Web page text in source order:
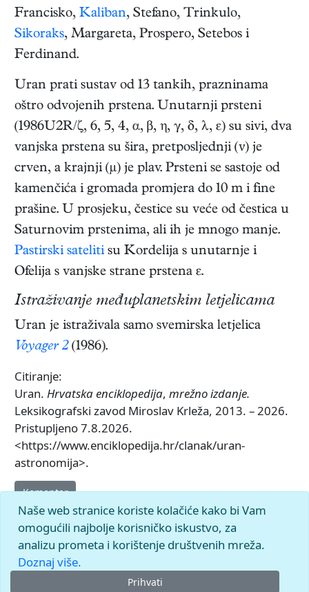
Francisko, Kaliban, Stefano, Trinkulo,
Sikoraks, Margareta, Prospero, Setebos i
Ferdinand.
Uran prati sustav od 13 tankih, prazninama
oštro odvojenih prstena. Unutarnji prsteni
(1986U2R/ζ, 6, 5, 4, α, β, η, γ, δ, λ, ε) su sivi, dva
vanjska prstena su šira, pretposljednji (ν) je
crven, a krajnji (µ) je plav. Prsteni se sastoje od
kamenčića i gromada promjera do 10 m i fine
prašine. U prosjeku, čestice su veće od čestica u
Saturnovim prstenima, ali ih je mnogo manje.
Pastirski sateliti su Kordelija s unutarnje i
Ofelija s vanjske strane prstena ε.
Istraživanje međuplanetskim letjelicama
Uran je istraživala samo svemirska letjelica
Voyager 2(1986).
Citiranje:
Uran. Hrvatska enciklopedija, mrežno izdanje.
Leksikografski zavod Miroslav Krleža, 2013. – 2026.
Pristupljeno 7.8.2026.
<https://www.enciklopedija.hr/clanak/uran-
astronomija>.
Komentar
Naše web stranice koriste kolačiće kako bi Vam
omogućili najbolje korisničko iskustvo, za
analizu prometa i korištenje društvenih mreža.
Doznaj više.
Prihvati